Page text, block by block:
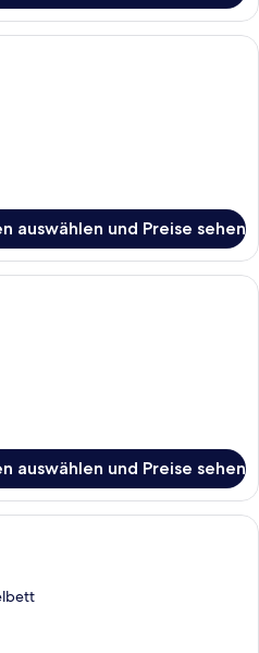
Daunenbettdecken, Schreibtisch,
auswählen und Preise sehen
Daunenbettdecken, Schreibtisch,
auswählen und Preise sehen
Ein Hotelzimmer mit zwei Betten,